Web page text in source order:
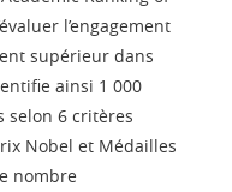
l’engagement
supérieur dans
ainsi 1 000
selon 6 critères
Nobel et Médailles
nombre